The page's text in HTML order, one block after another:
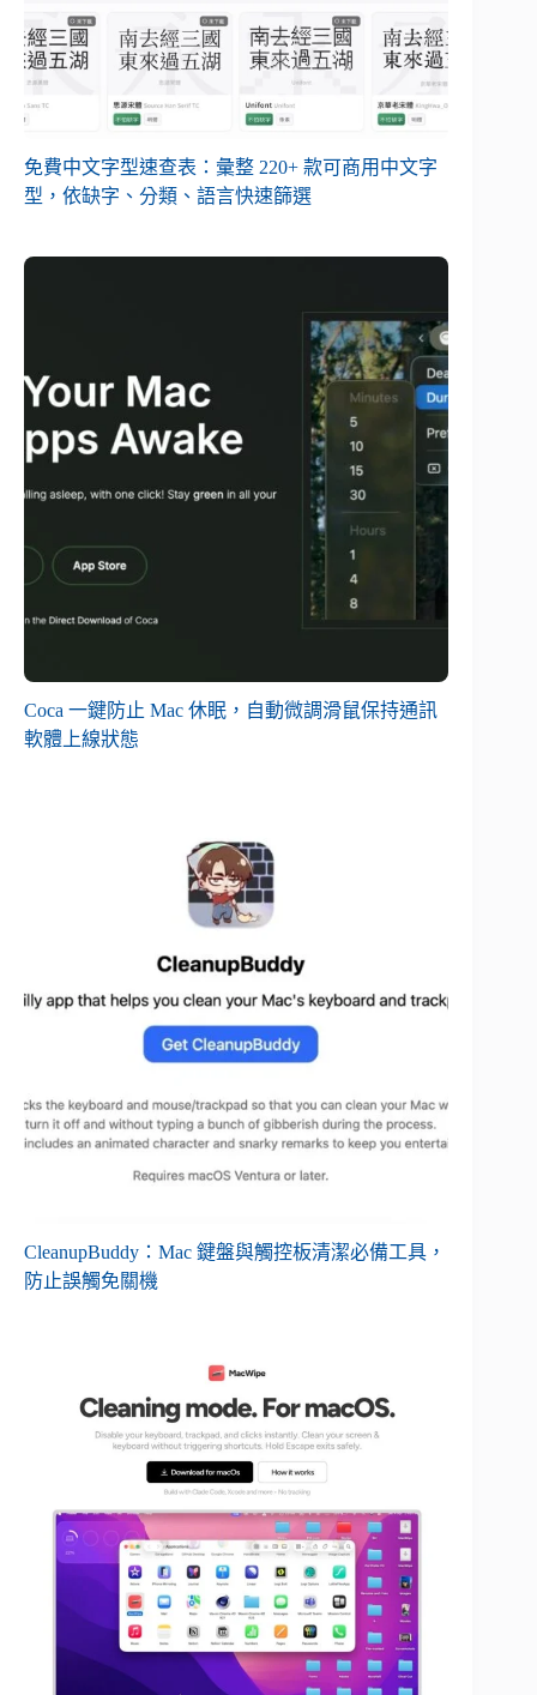
免費中文字型速查表：彙整 220+ 款可商用中文字
型，依缺字、分類、語言快速篩選
Coca 一鍵防止 Mac 休眠，自動微調滑鼠保持通訊
軟體上線狀態
CleanupBuddy：Mac 鍵盤與觸控板清潔必備工具，
防止誤觸免關機